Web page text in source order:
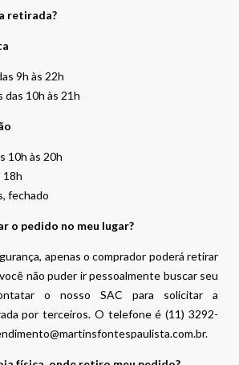
retirada?
9h às 22h
das 10h às 21h
10h às 20h
18h
fechado
o pedido no meu lugar?
apenas o comprador poderá retirar
não puder ir pessoalmente buscar seu
o nosso SAC para solicitar a
por terceiros. O telefone é (11) 3292-